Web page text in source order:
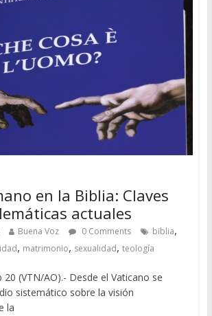
en la Biblia: Claves
actuales
Buena Voz 0 Comments biblia,
, matrimonio, sexualidad, teología
(VTN/AO).- Desde el Vaticano se
sistemático sobre la visión
la